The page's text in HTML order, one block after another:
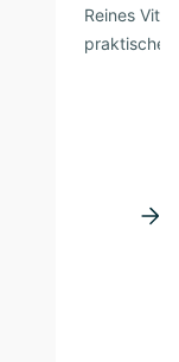
Reines
praktischer